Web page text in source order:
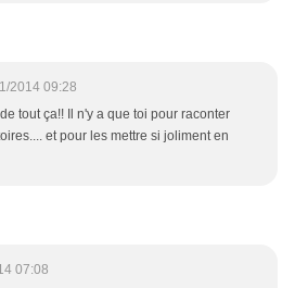
2014 09:28
tout ça!! Il n'y a que toi pour raconter
et pour les mettre si joliment en
07:08